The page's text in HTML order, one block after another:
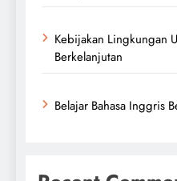
Kebijakan Lingkungan
Berkelanjutan
Belajar Bahasa Inggris